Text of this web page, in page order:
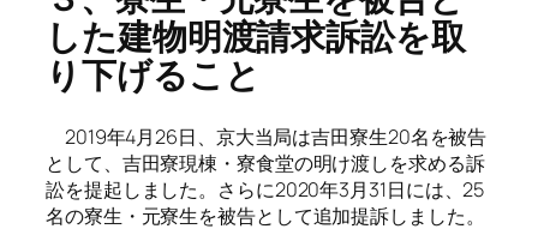
した建物明渡請求訴訟を取
り下げること
2019年4月26日、京大当局は吉田寮生20名を被告
として、吉田寮現棟・寮食堂の明け渡しを求める訴
訟を提起しました。さらに2020年3月31日には、25
名の寮生・元寮生を被告として追加提訴しました。